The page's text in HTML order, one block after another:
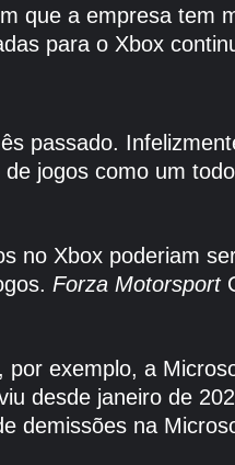
que a empresa tem
para o Xbox
passado.
jogos como um
no Xbox poderiam
Forza Motorsport
exemplo, a
desde janeiro de
demissões na